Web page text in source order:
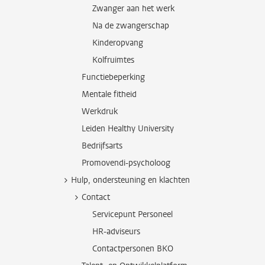
Zwanger aan het werk
Na de zwangerschap
Kinderopvang
Kolfruimtes
Functiebeperking
Mentale fitheid
Werkdruk
Leiden Healthy University
Bedrijfsarts
Promovendi-psycholoog
Hulp, ondersteuning en klachten
Contact
Servicepunt Personeel
HR-adviseurs
Contactpersonen BKO